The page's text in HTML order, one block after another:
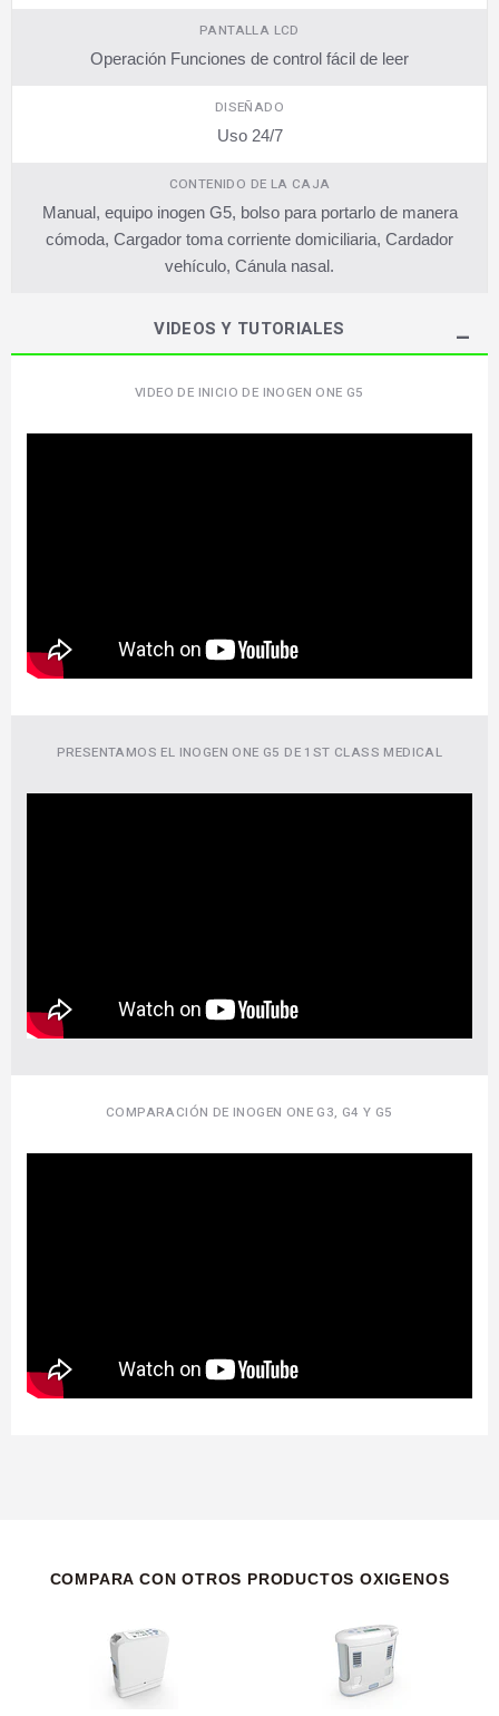
PANTALLA LCD
Operación Funciones de control fácil de leer
DISEÑADO
Uso 24/7
CONTENIDO DE LA CAJA
Manual, equipo inogen G5, bolso para portarlo de manera
cómoda, Cargador toma corriente domiciliaria, Cardador
vehículo, Cánula nasal.
VIDEOS Y TUTORIALES
VIDEO DE INICIO DE INOGEN ONE G5
PRESENTAMOS EL INOGEN ONE G5 DE 1ST CLASS MEDICAL
COMPARACIÓN DE INOGEN ONE G3, G4 Y G5
COMPARA CON OTROS PRODUCTOS OXIGENOS